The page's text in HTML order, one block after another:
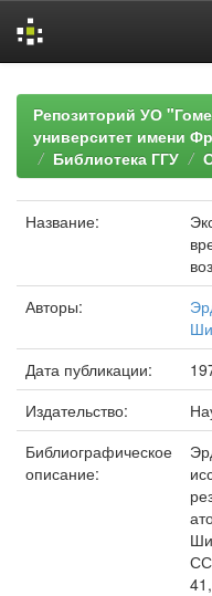
navigationРепозиторий УО
университет имени
Библиотека ГГУ
Название:
Авторы:
Дата публикации:
Издательство:
Библиографическое
описание: